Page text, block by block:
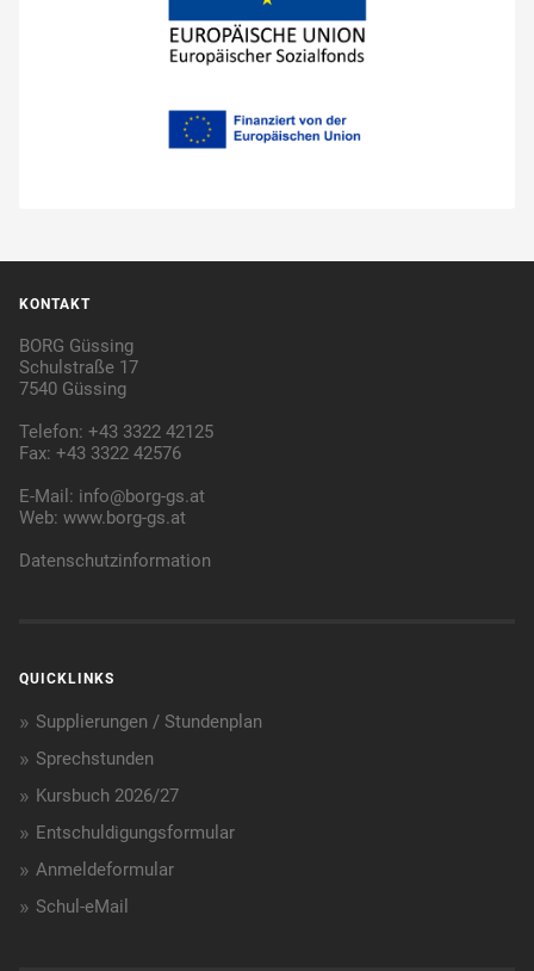
KONTAKT
BORG Güssing
Schulstraße 17
7540 Güssing
Telefon: +43 3322 42125
Fax: +43 3322 42576
E-Mail: info@borg-gs.at
Web:www.borg-gs.at
Datenschutzinformation
QUICKLINKS
Supplierungen / Stundenplan
Sprechstunden
Kursbuch 2026/27
Entschuldigungsformular
Anmeldeformular
Schul-eMail